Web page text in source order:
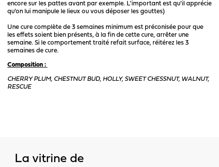
encore sur les pattes avant par exemple. L'important est qu'il apprécie
qu'on lui manipule le lieux ou vous déposer les gouttes)
Une cure complète de 3 semaines minimum est préconisée pour que
les effets soient bien présents, à la fin de cette cure, arrêter une
semaine. Si le comportement traité refait surface, réitérez les 3
semaines de cure.
Composition :
CHERRY PLUM, CHESTNUT BUD, HOLLY, SWEET CHESSNUT, WALNUT,
RESCUE
La vitrine de